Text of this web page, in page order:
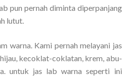
pun pernah diminta diperpanjang
lutut.
warna. Kami pernah melayani jas
kecoklat-coklatan, krem, abu-
untuk jas lab warna seperti ini